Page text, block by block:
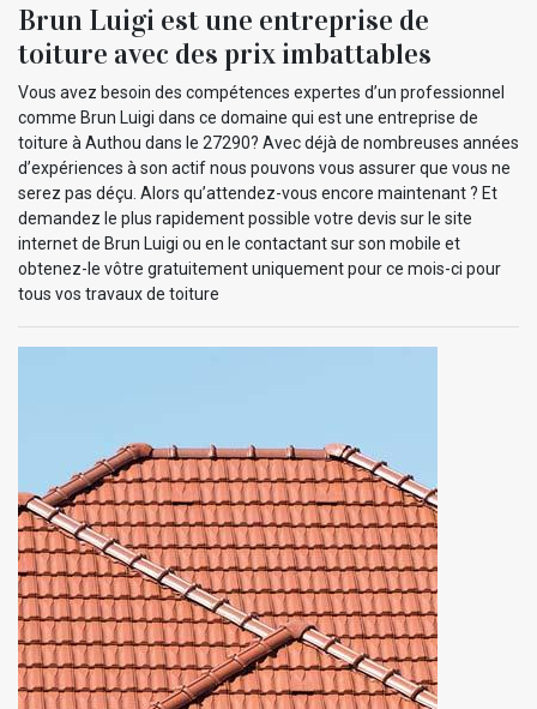
Brun Luigi est une entreprise de
toiture avec des prix imbattables
Vous avez besoin des compétences expertes d’un professionnel
comme Brun Luigi dans ce domaine qui est une entreprise de
toiture à Authou dans le 27290? Avec déjà de nombreuses années
d’expériences à son actif nous pouvons vous assurer que vous ne
serez pas déçu. Alors qu’attendez-vous encore maintenant ? Et
demandez le plus rapidement possible votre devis sur le site
internet de Brun Luigi ou en le contactant sur son mobile et
obtenez-le vôtre gratuitement uniquement pour ce mois-ci pour
tous vos travaux de toiture